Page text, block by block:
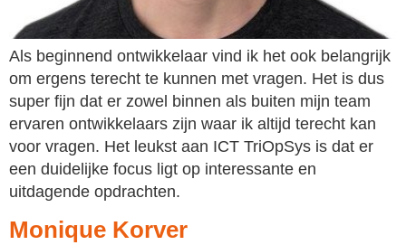
Als beginnend ontwikkelaar vind ik het ook belangrijk
om ergens terecht te kunnen met vragen. Het is dus
super fijn dat er zowel binnen als buiten mijn team
ervaren ontwikkelaars zijn waar ik altijd terecht kan
voor vragen. Het leukst aan ICT TriOpSys is dat er
een duidelijke focus ligt op interessante en
uitdagende opdrachten.
Monique Korver